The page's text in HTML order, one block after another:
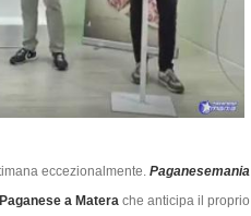
eccezionalmente.Paganesemania
Paganese a Matera che anticipa il proprio